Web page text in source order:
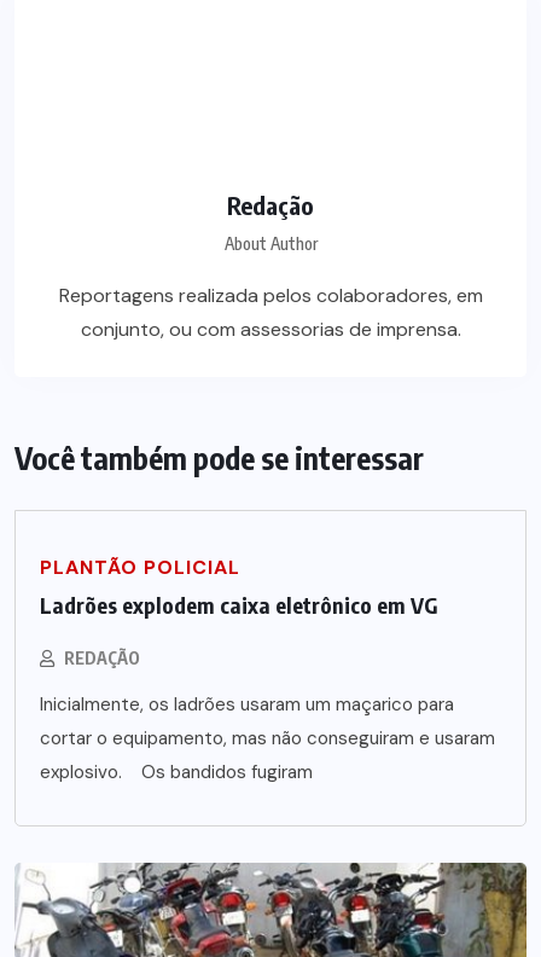
Redação
About Author
Reportagens realizada pelos colaboradores, em
conjunto, ou com assessorias de imprensa.
Você também pode se interessar
PLANTÃO POLICIAL
Ladrões explodem caixa eletrônico em VG
REDAÇÃO
Inicialmente, os ladrões usaram um maçarico para
cortar o equipamento, mas não conseguiram e usaram
explosivo. Os bandidos fugiram